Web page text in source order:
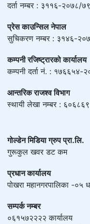
दर्ता नम्बर : ३११६-२०७८/७९
प्रेस काउन्सिल नेपाल
सुचिकरण नम्बर : ३१४६-
कम्पनी रजिष्ट्रारको कार्यालय
कम्पनी दर्ता नं. : १७६६५४-
आन्तरिक राजश्व विभाग
स्थायी लेखा नम्बर :
गोल्डेन मिडिया ग्रुप प्रा.लि.
गुरूकुल खवर डट कम
प्रधान कार्यालय
पोखरा महानगरपालिका -०५
सम्पर्क नम्बर
०६१५७२२२२ कार्यालय